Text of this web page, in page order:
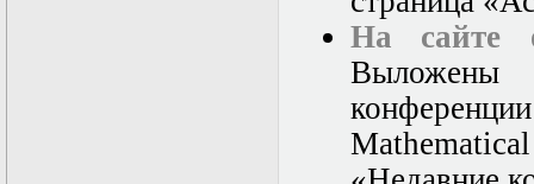
На сайте